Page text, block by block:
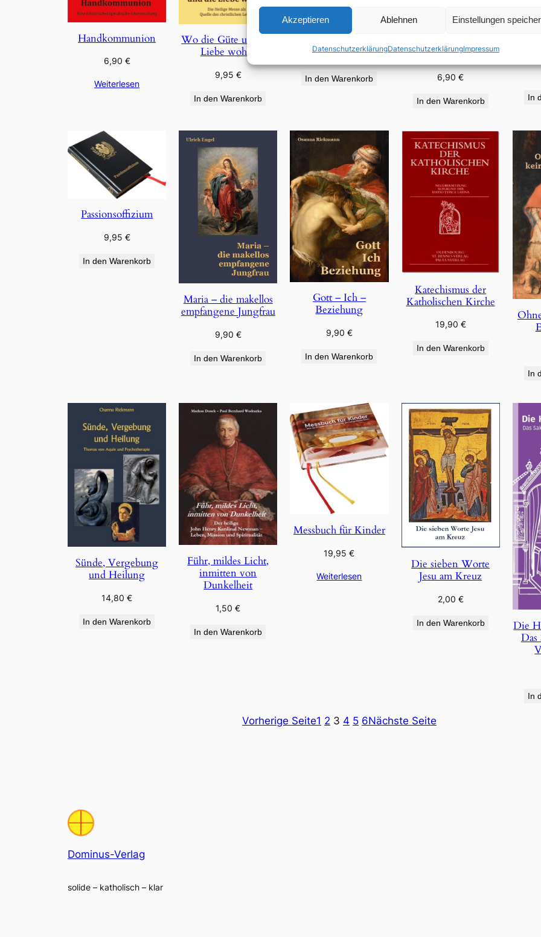
Akzeptieren Ablehnen Einstellungen
DatenschutzerklärungDatenschutzerklärungImpressum
Handkommunion
6,90 €
Weiterlesen
Wo die Güte und die
Liebe wohnt
9,95 €
In den Warenkorb
„Für viele vergossen“
19,95€
In den Warenkorb
geglaubt
6,90€
In den Warenkorb In
Passionsoffizium
9,95 €
In den Warenkorb
Maria – die makellos
empfangene Jungfrau
9,90 €
In den Warenkorb
Gott – Ich –
Beziehung
9,90 €
In den Warenkorb
Katechismus der
Katholischen Kirche
19,90 €
In den Warenkorb
In
Sünde, Vergebung
und Heilung
14,80€
In den Warenkorb
Führ, mildes Licht,
inmitten von
Dunkelheit
1,50€
In den Warenkorb
Messbuch für Kinder
19,95€
Weiterlesen
Die sieben Worte
Jesu am Kreuz
2,00 €
In den Warenkorb
Die
Das
In
Vorherige Seite1 2 3 4 5 6Nächste Seite
Dominus-Verlag
solide – katholisch – klar